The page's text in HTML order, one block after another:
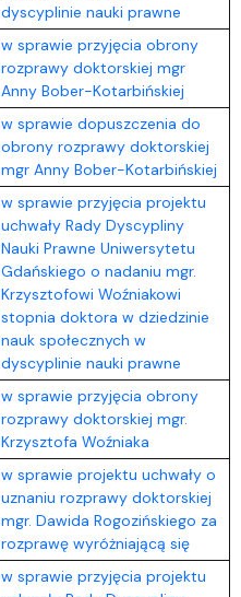
dyscyplinie nauki prawne
w sprawie przyjęcia obrony
rozprawy doktorskiej mgr
Anny Bober-Kotarbińskiej
w sprawie dopuszczenia do
obrony rozprawy doktorskiej
mgr Anny Bober-Kotarbińskiej
w sprawie przyjęcia projektu
uchwały Rady Dyscypliny
Nauki Prawne Uniwersytetu
Gdańskiego o nadaniu mgr.
Krzysztofowi Woźniakowi
stopnia doktora w dziedzinie
nauk społecznych w
dyscyplinie nauki prawne
w sprawie przyjęcia obrony
rozprawy doktorskiej mgr.
Krzysztofa Woźniaka
w sprawie projektu uchwały o
uznaniu rozprawy doktorskiej
mgr. Dawida Rogozińskiego za
rozprawę wyróżniającą się
w sprawie przyjęcia projektu